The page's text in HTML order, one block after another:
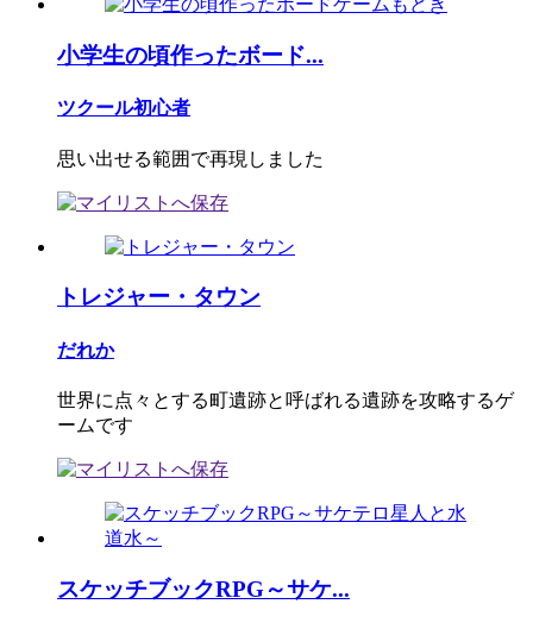
小学生の頃作ったボード...
ツクール初心者
思い出せる範囲で再現しました
トレジャー・タウン
だれか
世界に点々とする町遺跡と呼ばれる遺跡を攻略するゲ
ームです
スケッチブックRPG～サケ...